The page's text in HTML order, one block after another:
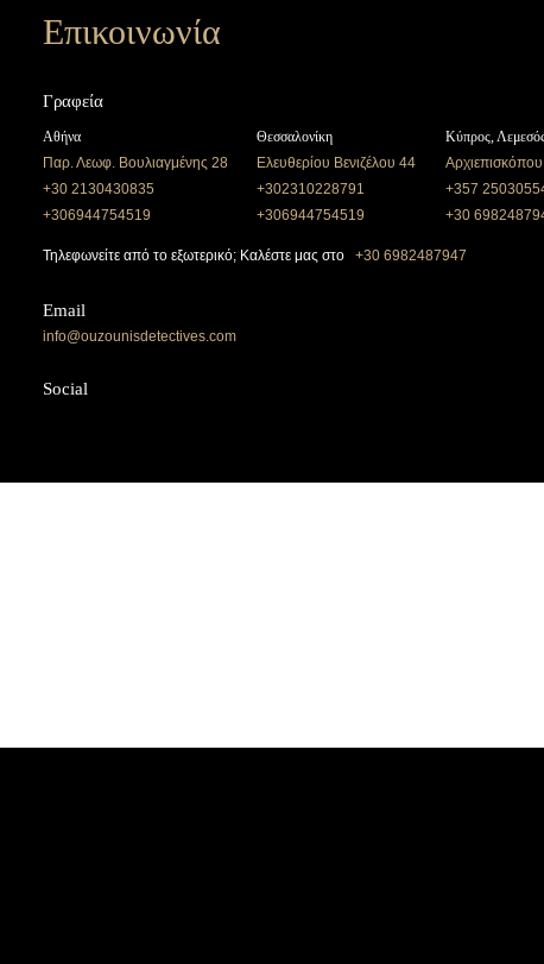
Επικοινωνία
Γραφεία
Αθήνα
Παρ. Λεωφ. Βουλιαγμένης 28
+30 2130430835
+306944754519
Θεσσαλονίκη
Ελευθερίου Βενιζέλου 44
+302310228791
+306944754519
Κύπρος,
+357
+30
Τηλεφωνείτε από το εξωτερικό; Καλέστε μας στο +30 6982487947
Email
info@ouzounisdetectives.com
Social